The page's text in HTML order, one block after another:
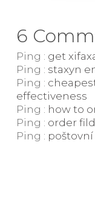
6
Ping : get
Ping : staxyn
Ping :
effectiveness
Ping : how to
Ping : order
Ping :